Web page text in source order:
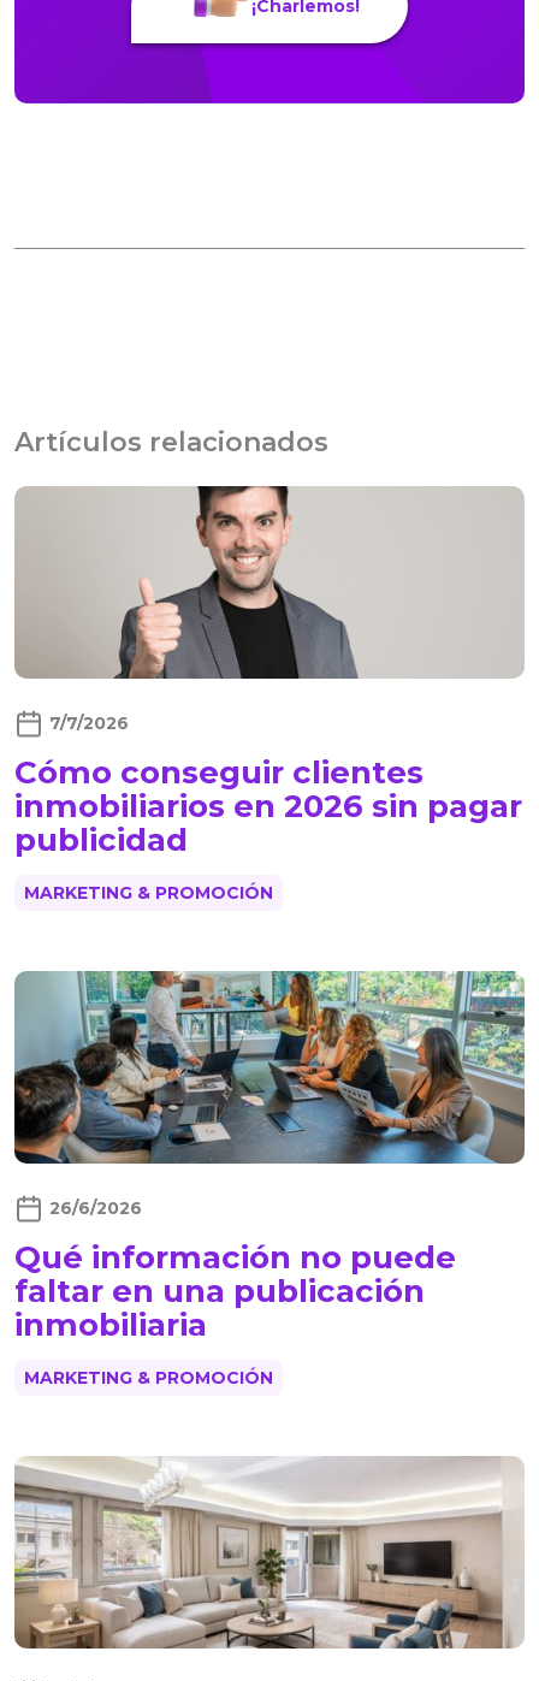
¡Charlemos!
Artículos relacionados
7/7/2026
Cómo conseguir clientes
inmobiliarios en 2026 sin pagar
publicidad
MARKETING & PROMOCIÓN
26/6/2026
Qué información no puede
faltar en una publicación
inmobiliaria
MARKETING & PROMOCIÓN